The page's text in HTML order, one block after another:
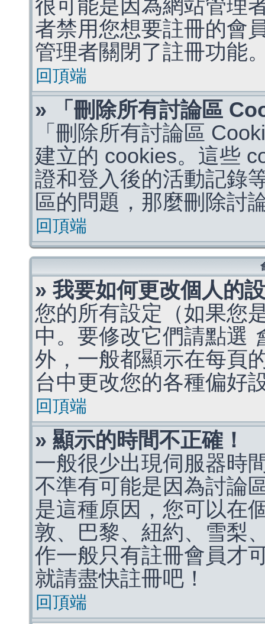
很可能是因為網站管理
者禁用您想要註冊的會
管理者關閉了註冊功能
回頂端
» 「刪除所有討論區
「刪除所有討論區
建立的 cookies。這些
證和登入後的活動記錄
區的問題，那麼刪除討
回頂端
» 我要如何更改個人的
您的所有設定（如果您
中。要修改它們請點選
外，一般都顯示在每頁
台中更改您的各種偏好
回頂端
» 顯示的時間不正確！
一般很少出現伺服器時
不準有可能是因為討論
是這種原因，您可以在
敦、巴黎、紐約、雪梨
作一般只有註冊會員才
就請盡快註冊吧！
回頂端